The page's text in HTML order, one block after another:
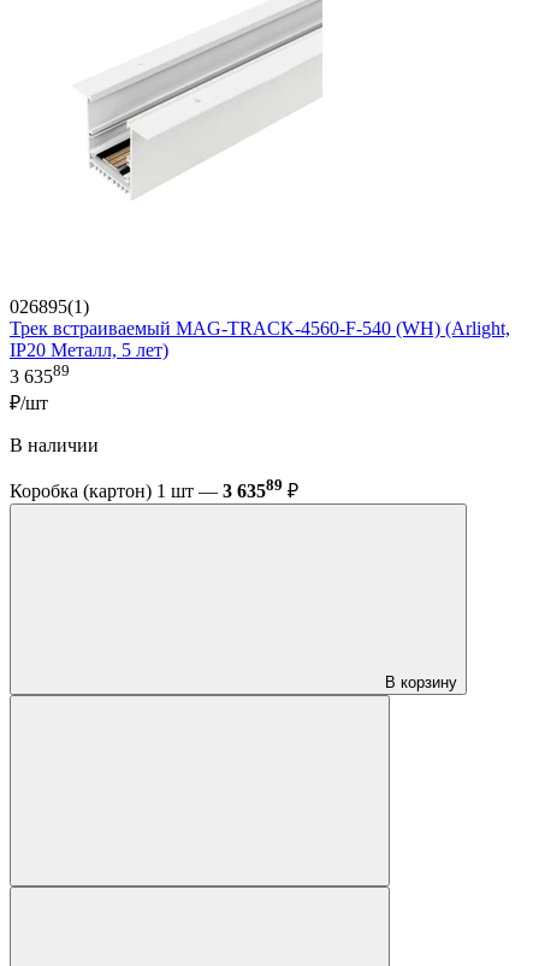
026895(1)
Трек встраиваемый MAG-TRACK-4560-F-540 (WH) (Arlight,
IP20 Металл, 5 лет)
3 63589
₽/шт
В наличии
Коробка (картон) 1 шт — 3 63589 ₽
В корзину